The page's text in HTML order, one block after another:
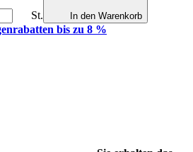
St. In den Warenkorb
bis zu 8 %